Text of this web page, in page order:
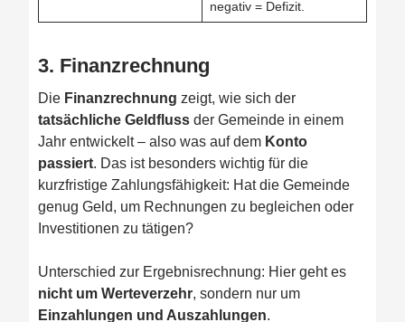
negativ = Defizit.
3. Finanzrechnung
Die Finanzrechnung zeigt, wie sich der
tatsächliche Geldfluss der Gemeinde in einem
Jahr entwickelt – also was auf dem Konto
passiert. Das ist besonders wichtig für die
kurzfristige Zahlungsfähigkeit: Hat die Gemeinde
genug Geld, um Rechnungen zu begleichen oder
Investitionen zu tätigen?
Unterschied zur Ergebnisrechnung: Hier geht es
nicht um Werteverzehr, sondern nur um
Einzahlungen und Auszahlungen.